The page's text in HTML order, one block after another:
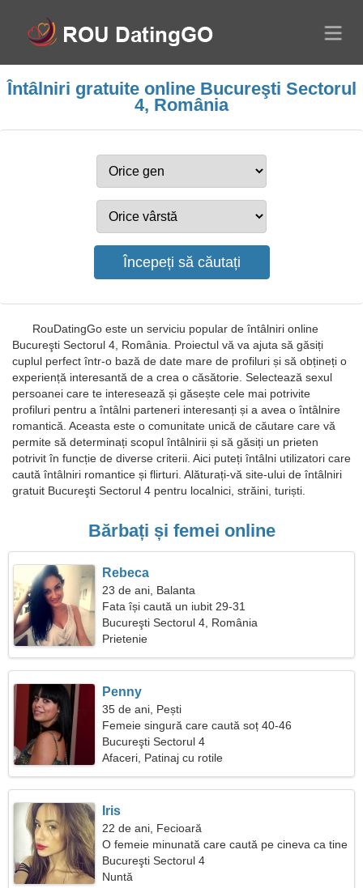
Întâlniri gratuite online Bucureşti Sectorul
4, România
RouDatingGo este un serviciu popular de întâlniri online
Bucureşti Sectorul 4, România. Proiectul vă va ajuta să găsiți
cuplul perfect într-o bază de date mare de profiluri și să obțineți o
experiență interesantă de a crea o căsătorie. Selectează sexul
persoanei care te interesează și găsește cele mai potrivite
profiluri pentru a întâlni parteneri interesanți și a avea o întâlnire
romantică. Aceasta este o comunitate unică de căutare care vă
permite să determinați scopul întâlnirii și să găsiți un prieten
potrivit în funcție de diverse criterii. Aici puteți întâlni utilizatori care
caută întâlniri romantice și flirturi. Alăturați-vă site-ului de întâlniri
gratuit Bucureşti Sectorul 4 pentru localnici, străini, turiști.
Bărbați și femei online
Rebeca
23 de ani, Balanta
Fata își caută un iubit 29-31
Bucureşti Sectorul 4, România
Prietenie
Penny
35 de ani, Pești
Femeie singură care caută soț 40-46
Bucureşti Sectorul 4
Afaceri, Patinaj cu rotile
Iris
22 de ani, Fecioară
O femeie minunată care caută pe cineva ca tine
Bucureşti Sectorul 4
Nuntă